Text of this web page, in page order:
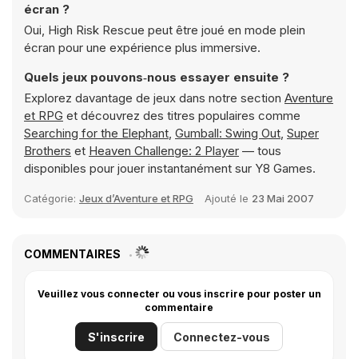
écran ?
Oui, High Risk Rescue peut être joué en mode plein
écran pour une expérience plus immersive.
Quels jeux pouvons‑nous essayer ensuite ?
Explorez davantage de jeux dans notre section Aventure
et RPG et découvrez des titres populaires comme
Searching for the Elephant, Gumball: Swing Out, Super
Brothers et Heaven Challenge: 2 Player — tous
disponibles pour jouer instantanément sur Y8 Games.
Catégorie: Jeux d’Aventure et RPG Ajouté le 23 Mai 2007
COMMENTAIRES
Veuillez vous connecter ou vous inscrire pour poster un
commentaire
S'inscrire Connectez-vous